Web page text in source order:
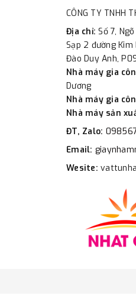
CÔNG TY TNHH
Địa chỉ:Số 7,
Sạp 2 đường Kim
Đào Duy Anh,
Nhà máy gia
Dương
Nhà máy gia
Nhà máy sản
ĐT, Zalo:
Email:
Wesite: